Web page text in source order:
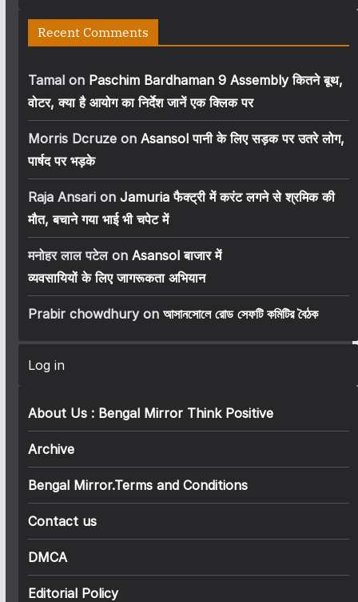
Recent Comments
Tamalon Paschim Bardhaman 9 Assembly कितने बूथ,
वोटर, क्या है आयोग का निर्देश जानें एक क्लिक पर
Morris Dcruzeon Asansol पानी के लिए सड़क पर उतरे लोग,
पार्षद पर भड़के
Raja Ansarion Jamuria फैक्ट्री में करंट लगने से श्रमिक की
मौत, बचाने गया भाई भी चपेट में
मनोहर लाल पटेलon Asansol बाजार में
व्यवसायियों के लिए जागरूकता अभियान
Prabir chowdhuryon আসানসোলে রোড সেফটি কমিটির বৈঠক
Log in
About Us : Bengal Mirror Think Positive
Archive
Bengal Mirror.Terms and Conditions
Contact us
DMCA
Editorial Policy